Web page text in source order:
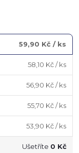
59,90 Kč / ks
58,10 Kč/ ks
56,90 Kč/ ks
55,70 Kč/ ks
53,90 Kč/ ks
Ušetříte 0 Kč